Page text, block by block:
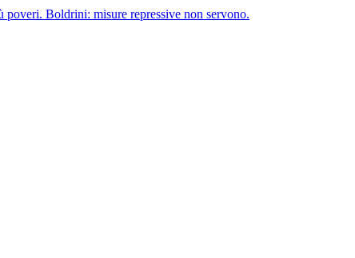
Boldrini: misure repressive non servono.